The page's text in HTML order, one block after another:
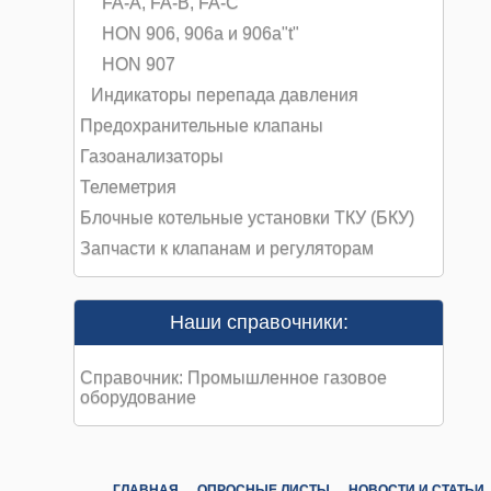
HON 906, 906a и 906a"t"
HON 907
Индикаторы перепада давления
Предохранительные клапаны
Газоанализаторы
Телеметрия
Блочные котельные установки ТКУ (БКУ)
Запчасти к клапанам и регуляторам
Наши справочники:
Справочник: Промышленное газовое
оборудование